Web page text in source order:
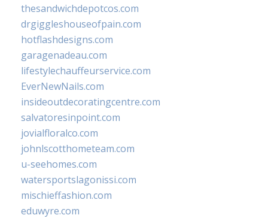
thesandwichdepotcos.com
drgiggleshouseofpain.com
hotflashdesigns.com
garagenadeau.com
lifestylechauffeurservice.com
EverNewNails.com
insideoutdecoratingcentre.com
salvatoresinpoint.com
jovialfloralco.com
johnlscotthometeam.com
u-seehomes.com
watersportslagonissi.com
mischieffashion.com
eduwyre.com